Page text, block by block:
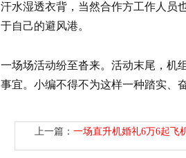
汗水湿透衣背，当然合作方工作人员
于自己的避风港。
一场场活动纷至沓来。活动末尾，机
事宜。小编不得不为这样一种踏实、
上一篇： 一场直升机婚礼6万6起飞